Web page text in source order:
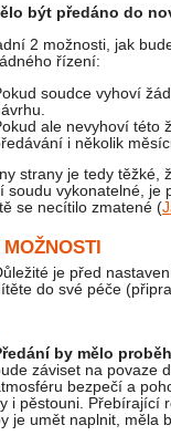
být předáno do
2 možnosti, jak
řízení:
soudce vyhoví
ale nevyhoví této
i několik
strany je tedy těžké,
soudu vykonatelné, je
se necítilo zmatené (
je před
do své péče
by mělo
záviset na povaze
bezpečí a
i pěstouni. Přebírající
je umět naplnit, měla